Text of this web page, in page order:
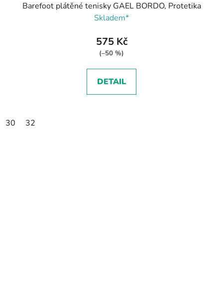
Barefoot plátěné tenisky GAEL BORDO, Protetika
Skladem*
575 Kč
(–50 %)
DETAIL
30 32